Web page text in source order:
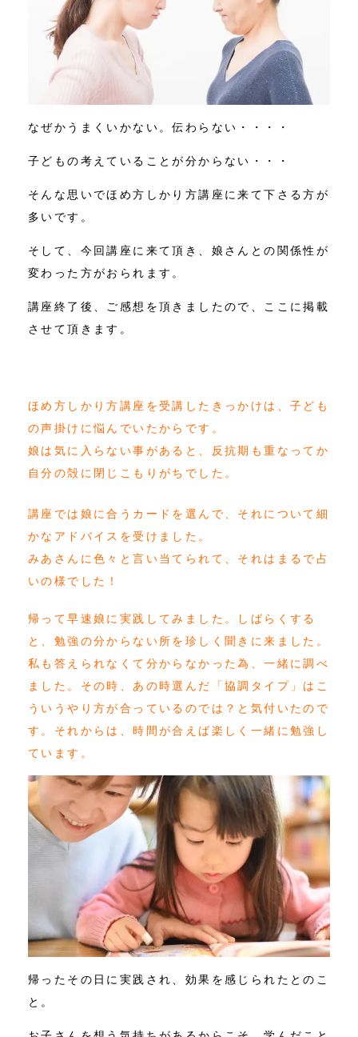
なぜかうまくいかない。伝わらない・・・・
子どもの考えていることが分からない・・・
そんな思いでほめ方しかり方講座に来て下さる方が
多いです。
そして、今回講座に来て頂き、娘さんとの関係性が
変わった方がおられます。
講座終了後、ご感想を頂きましたので、ここに掲載
させて頂きます。
ほめ方しかり方講座を受講したきっかけは、子ども
の声掛けに悩んでいたからです。
娘は気に入らない事があると、反抗期も重なってか
自分の殻に閉じこもりがちでした。
講座では娘に合うカードを選んで、それについて細
かなアドバイスを受けました。
みあさんに色々と言い当てられて、それはまるで占
いの様でした！
帰って早速娘に実践してみました。しばらくする
と、勉強の分からない所を珍しく聞きに来ました。
私も答えられなくて分からなかった為、一緒に調べ
ました。その時、あの時選んだ「協調タイプ」はこ
ういうやり方が合っているのでは？と気付いたので
す。それからは、時間が合えば楽しく一緒に勉強し
ています。
帰ったその日に実践され、効果を感じられたとのこ
と。